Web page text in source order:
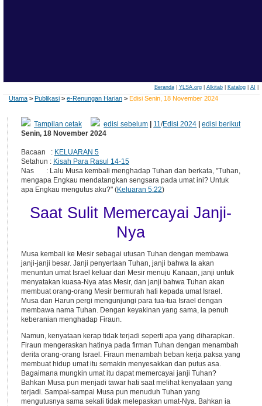
Beranda| YLSA.org| Alkitab| Katalog| AI
Utama > Publikasi > e-Renungan Harian > Edisi Senin, 18 November 2024
Tampilan cetak edisi sebelum 11/Edisi 2024 |edisi berikut
Senin, 18 November 2024
Bacaan : KELUARAN 5
Setahun : Kisah Para Rasul 14-15
Nas : Lalu Musa kembali menghadap Tuhan dan berkata, "Tuhan,
mengapa Engkau mendatangkan sengsara pada umat ini? Untuk
apa Engkau mengutus aku?" (Keluaran 5:22)
Saat Sulit Memercayai Janji-
Nya
Musa kembali ke Mesir sebagai utusan Tuhan dengan membawa
janji-janji besar. Janji penyertaan Tuhan, janji bahwa Ia akan
menuntun umat Israel keluar dari Mesir menuju Kanaan, janji untuk
menyatakan kuasa-Nya atas Mesir, dan janji bahwa Tuhan akan
membuat orang-orang Mesir bermurah hati kepada umat Israel.
Musa dan Harun pergi mengunjungi para tua-tua Israel dengan
membawa nama Tuhan. Dengan keyakinan yang sama, ia penuh
keberanian menghadap Firaun.
Namun, kenyataan kerap tidak terjadi seperti apa yang diharapkan.
Firaun mengeraskan hatinya pada firman Tuhan dengan menambah
derita orang-orang Israel. Firaun menambah beban kerja paksa yang
membuat hidup umat itu semakin menyesakkan dan putus asa.
Bagaimana mungkin umat itu dapat memercayai janji Tuhan?
Bahkan Musa pun menjadi tawar hati saat melihat kenyataan yang
terjadi. Sampai-sampai Musa pun menuduh Tuhan yang
mengutusnya sama sekali tidak melepaskan umat-Nya. Bahkan ia